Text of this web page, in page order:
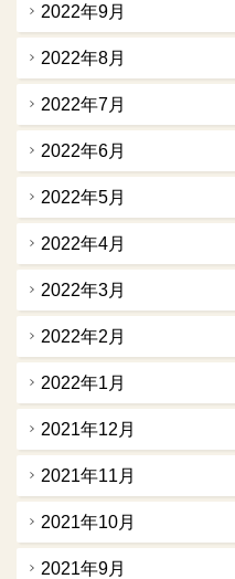
2022年9月
2022年8月
2022年7月
2022年6月
2022年5月
2022年4月
2022年3月
2022年2月
2022年1月
2021年12月
2021年11月
2021年10月
2021年9月